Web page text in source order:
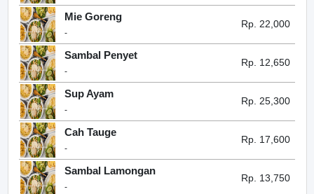
Mie Goreng
-
Rp. 22,000
Sambal Penyet
-
Rp. 12,650
Sup Ayam
-
Rp. 25,300
Cah Tauge
-
Rp. 17,600
Sambal Lamongan
-
Rp. 13,750